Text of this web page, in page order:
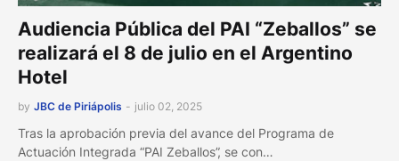
Audiencia Pública del PAI “Zeballos” se
realizará el 8 de julio en el Argentino
Hotel
by JBC de Piriápolis - julio 02, 2025
Tras la aprobación previa del avance del Programa de
Actuación Integrada “PAI Zeballos”, se con…